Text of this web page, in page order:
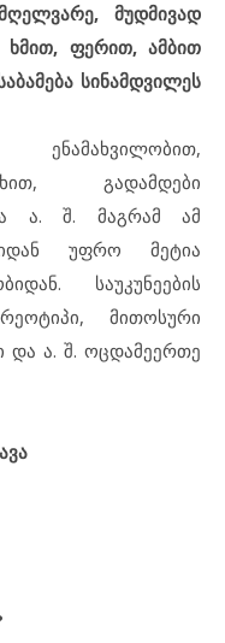
მუდმივად
ხმით, ფერით, ამბით
სინამდვილეს
ენამახვილობით,
გადამდები
ა. შ. მაგრამ ამ
უფრო მეტია
საუკუნეების
მითოსური
და ა. შ. ოცდამეერთე